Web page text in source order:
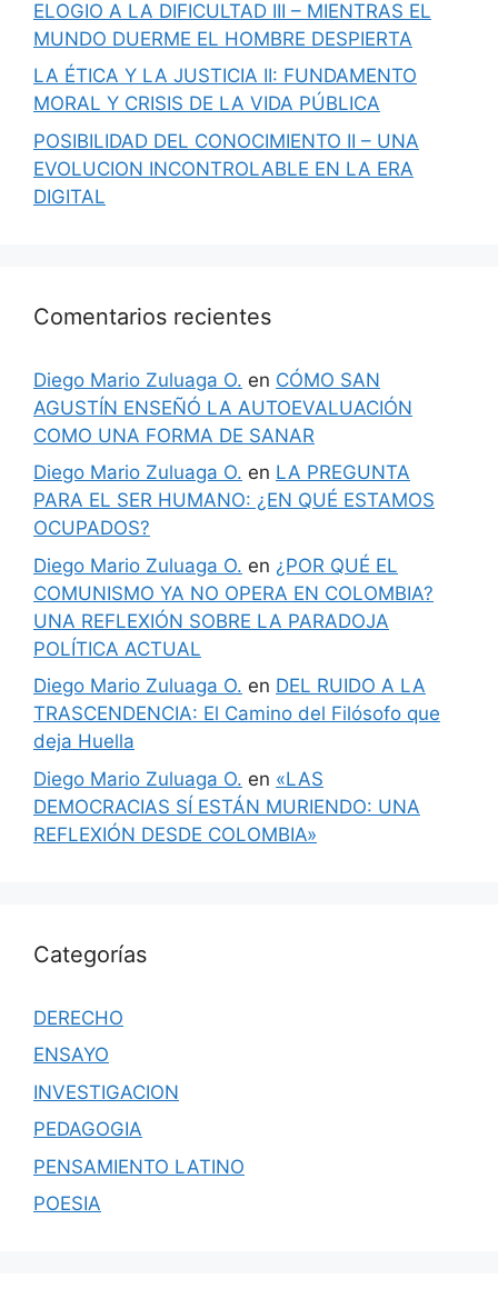
ELOGIO A LA DIFICULTAD III – MIENTRAS EL
MUNDO DUERME EL HOMBRE DESPIERTA
LA ÉTICA Y LA JUSTICIA II: FUNDAMENTO
MORAL Y CRISIS DE LA VIDA PÚBLICA
POSIBILIDAD DEL CONOCIMIENTO II – UNA
EVOLUCION INCONTROLABLE EN LA ERA
DIGITAL
Comentarios recientes
Diego Mario Zuluaga O. en CÓMO SAN
AGUSTÍN ENSEÑÓ LA AUTOEVALUACIÓN
COMO UNA FORMA DE SANAR
Diego Mario Zuluaga O. en LA PREGUNTA
PARA EL SER HUMANO: ¿EN QUÉ ESTAMOS
OCUPADOS?
Diego Mario Zuluaga O. en ¿POR QUÉ EL
COMUNISMO YA NO OPERA EN COLOMBIA?
UNA REFLEXIÓN SOBRE LA PARADOJA
POLÍTICA ACTUAL
Diego Mario Zuluaga O. en DEL RUIDO A LA
TRASCENDENCIA: El Camino del Filósofo que
deja Huella
Diego Mario Zuluaga O. en «LAS
DEMOCRACIAS SÍ ESTÁN MURIENDO: UNA
REFLEXIÓN DESDE COLOMBIA»
Categorías
DERECHO
ENSAYO
INVESTIGACION
PEDAGOGIA
PENSAMIENTO LATINO
POESIA